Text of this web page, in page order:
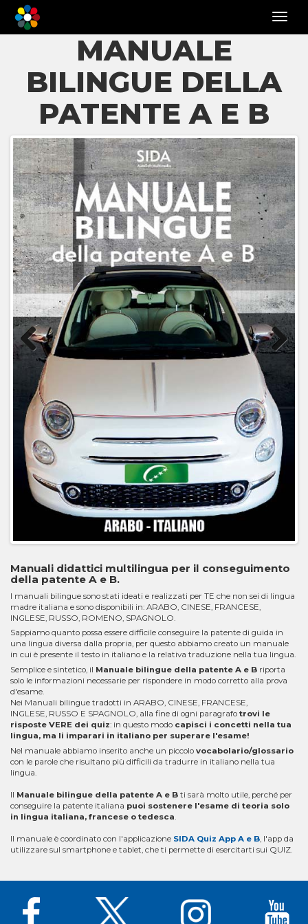
Toggle
MANUALE
BILINGUE DELLA
PATENTE A E B
Previous
Manuali didattici multilingua per il conseguimento
della patente A e B.
I manuali bilingue sono stati ideati e realizzati per TE che non sei di lingua
madre italiana e sono disponibili in: ARABO, CINESE, FRANCESE,
INGLESE, RUSSO, ROMENO, SPAGNOLO.
Sappiamo quanto possa essere difficile conseguire la patente di guida in
una lingua diversa dalla propria, per questo abbiamo creato un manuale
in cui è presente il testo in italiano e la relativa traduzione nella tua lingua.
Semplice e sintetico, il Manuale bilingue della patente A e B riporta
solo le informazioni necessarie per rispondere in modo corretto alla prova
d'esame.
Nei Manuali bilingue tradotti in ARABO, CINESE, FRANCESE,
INGLESE, RUSSO E SPAGNOLO, alla fine di ogni paragrafo trovi le
risposte VERE dei quiz: in questo modo capisci i concetti nella tua
lingua, ma li imparari in italiano per superare l'esame!
Nel manuale abbiamo inserito anche un piccolo vocabolario/glossario
con le parole che risultano più difficili da tradurre in italiano nella tua
lingua.
Il Manuale bilingue della patente A e B ti sarà molto utile, perché per
conseguire la patente italiana puoi sostenere l'esame di teoria solo
in lingua italiana, francese o tedesca.
Il manuale è coordinato con l'applicazione SIDA Quiz App A e B, l'app da
utilizzare sul smartphone e tablet, che ti permette di esercitarti sui QUIZ.